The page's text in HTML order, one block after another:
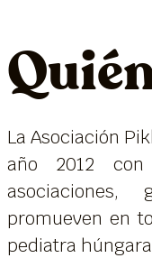
La Asociación
año 2012
promueven en
pediatra